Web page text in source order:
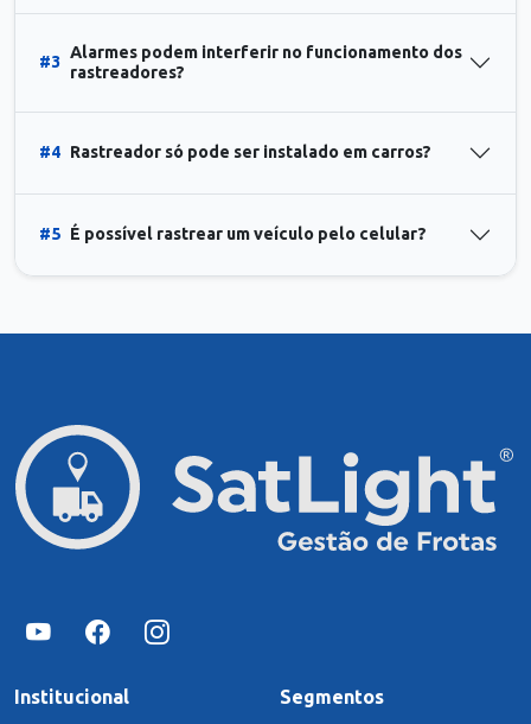
#3
Alarmes podem interferir no funcionamento dos
rastreadores?
#4 Rastreador só pode ser instalado em carros?
#5 É possível rastrear um veículo pelo celular?
Institucional Segmentos